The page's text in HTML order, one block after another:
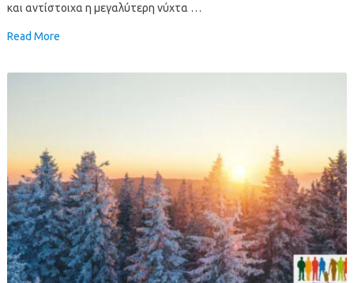
και αντίστοιχα η μεγαλύτερη νύχτα …
Read More